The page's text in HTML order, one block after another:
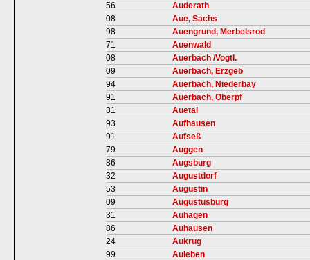
56
Auderath
08
Aue, Sachs
98
Auengrund, Merbelsrod
71
Auenwald
08
Auerbach /Vogtl.
09
Auerbach, Erzgeb
94
Auerbach, Niederbay
91
Auerbach, Oberpf
31
Auetal
93
Aufhausen
91
Aufseß
79
Auggen
86
Augsburg
32
Augustdorf
53
Augustin
09
Augustusburg
31
Auhagen
86
Auhausen
24
Aukrug
99
Auleben